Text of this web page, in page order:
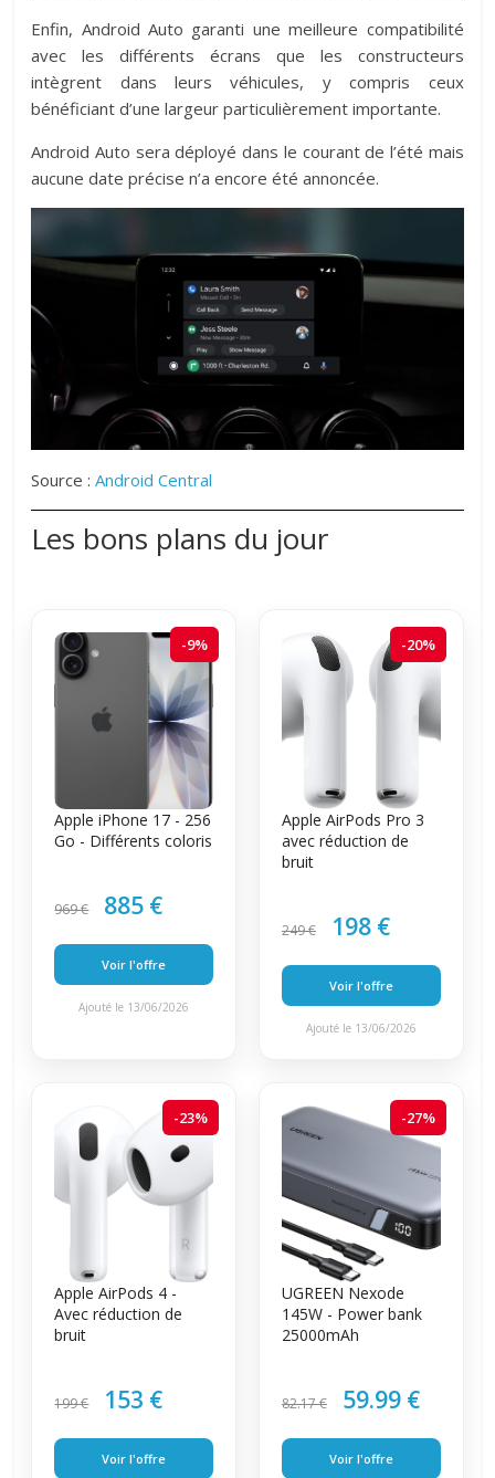
Enfin, Android Auto garanti une meilleure compatibilité
avec les différents écrans que les constructeurs
intègrent dans leurs véhicules, y compris ceux
bénéficiant d’une largeur particulièrement importante.
Android Auto sera déployé dans le courant de l’été mais
aucune date précise n’a encore été annoncée.
Source :Android Central
Les bons plans du jour
-9%
Apple iPhone 17 - 256
Go - Différents coloris
969 € 885 €
Voir l'offre
Ajouté le 13/06/2026
-20%
Apple AirPods Pro 3
avec réduction de
bruit
249 € 198 €
Voir l'offre
Ajouté le 13/06/2026
-23%
Apple AirPods 4 -
Avec réduction de
bruit
199 € 153 €
Voir l'offre
-27%
UGREEN Nexode
145W - Power bank
25000mAh
82.17 € 59.99 €
Voir l'offre